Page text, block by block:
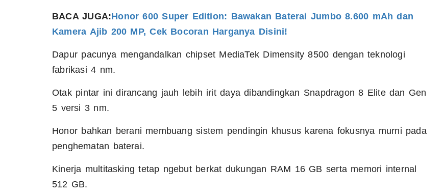
BACA JUGA:Honor 600 Super Edition: Bawakan Baterai Jumbo 8.600 mAh dan
Kamera Ajib 200 MP, Cek Bocoran Harganya Disini!
Dapur pacunya mengandalkan chipset MediaTek Dimensity 8500 dengan teknologi
fabrikasi 4 nm.
Otak pintar ini dirancang jauh lebih irit daya dibandingkan Snapdragon 8 Elite dan Gen
5 versi 3 nm.
Honor bahkan berani membuang sistem pendingin khusus karena fokusnya murni pada
penghematan baterai.
Kinerja multitasking tetap ngebut berkat dukungan RAM 16 GB serta memori internal
512 GB.